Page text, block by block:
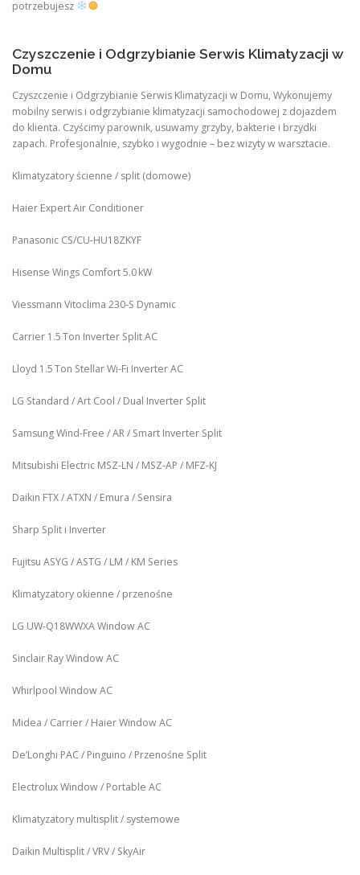
potrzebujesz
Czyszczenie i Odgrzybianie Serwis Klimatyzacji w
Domu
Czyszczenie i Odgrzybianie Serwis Klimatyzacji w Domu, Wykonujemy
mobilny serwis i odgrzybianie klimatyzacji samochodowej z dojazdem
do klienta. Czyścimy parownik, usuwamy grzyby, bakterie i brzydki
zapach. Profesjonalnie, szybko i wygodnie – bez wizyty w warsztacie.
Klimatyzatory ścienne / split (domowe)
Haier Expert Air Conditioner
Panasonic CS/CU‑HU18ZKYF
Hisense Wings Comfort 5.0 kW
Viessmann Vitoclima 230‑S Dynamic
Carrier 1.5 Ton Inverter Split AC
Lloyd 1.5 Ton Stellar Wi‑Fi Inverter AC
LG Standard / Art Cool / Dual Inverter Split
Samsung Wind-Free / AR / Smart Inverter Split
Mitsubishi Electric MSZ‑LN / MSZ‑AP / MFZ-KJ
Daikin FTX / ATXN / Emura / Sensira
Sharp Split i Inverter
Fujitsu ASYG / ASTG / LM / KM Series
Klimatyzatory okienne / przenośne
LG UW‑Q18WWXA Window AC
Sinclair Ray Window AC
Whirlpool Window AC
Midea / Carrier / Haier Window AC
De’Longhi PAC / Pinguino / Przenośne Split
Electrolux Window / Portable AC
Klimatyzatory multisplit / systemowe
Daikin Multisplit / VRV / SkyAir